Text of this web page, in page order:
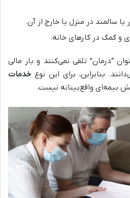
سالمند در منزل یا خارج از آن.
و کمک در کارهای خانه.
“درمان” تلقی نمی‌کنند و بار مالی
بنابراین، برای این نوع خدمات
بیمه‌ای واقع‌بینانه نیست.